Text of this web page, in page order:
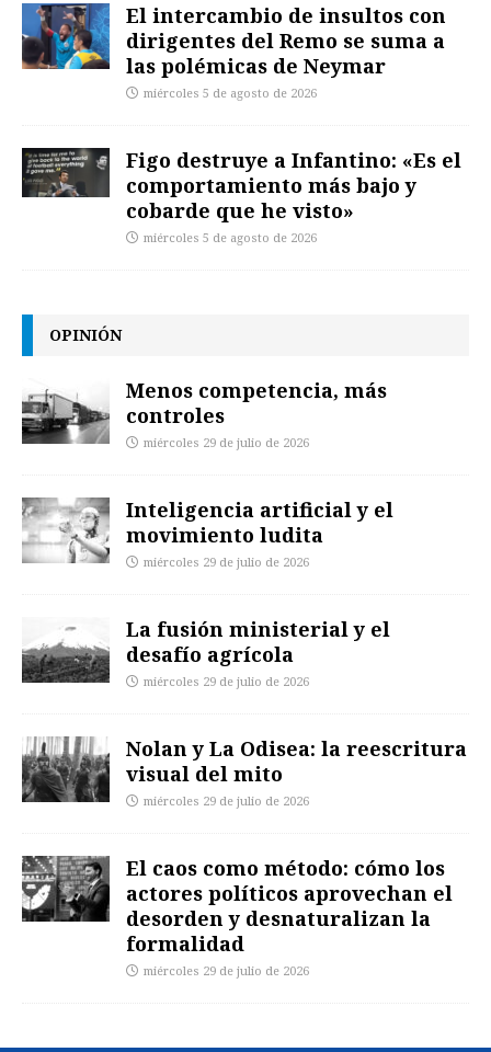
El intercambio de insultos con
dirigentes del Remo se suma a
las polémicas de Neymar
miércoles 5 de agosto de 2026
Figo destruye a Infantino: «Es el
comportamiento más bajo y
cobarde que he visto»
miércoles 5 de agosto de 2026
OPINIÓN
Menos competencia, más
controles
miércoles 29 de julio de 2026
Inteligencia artificial y el
movimiento ludita
miércoles 29 de julio de 2026
La fusión ministerial y el
desafío agrícola
miércoles 29 de julio de 2026
Nolan y La Odisea: la reescritura
visual del mito
miércoles 29 de julio de 2026
El caos como método: cómo los
actores políticos aprovechan el
desorden y desnaturalizan la
formalidad
miércoles 29 de julio de 2026